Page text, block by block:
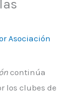
Asociación
continúa
los clubes de